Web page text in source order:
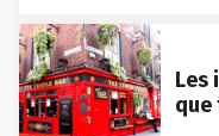
Les
que